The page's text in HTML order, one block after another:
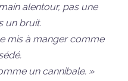
alentour, pas une
un bruit.
mis à manger comme
un cannibale. »